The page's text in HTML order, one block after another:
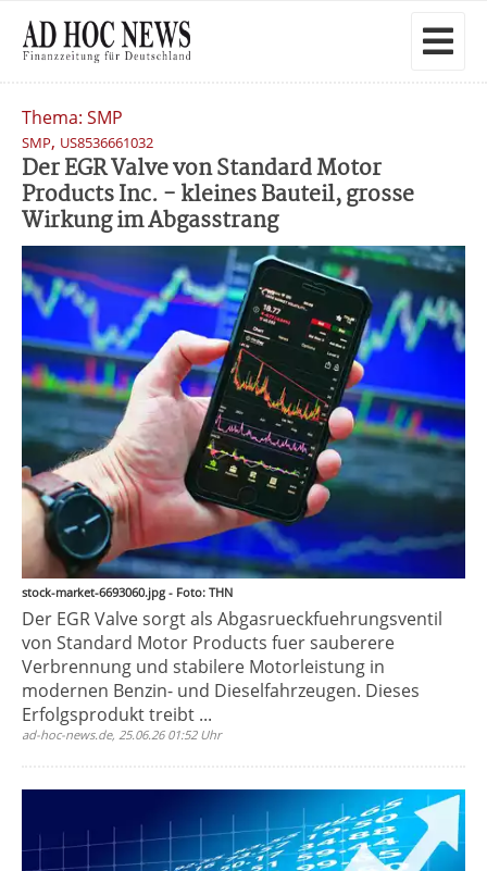
Thema: SMP
SMP, US8536661032
Der EGR Valve von Standard Motor
Products Inc. - kleines Bauteil, grosse
Wirkung im Abgasstrang
stock-market-6693060.jpg - Foto: THN
Der EGR Valve sorgt als Abgasrueckfuehrungsventil
von Standard Motor Products fuer sauberere
Verbrennung und stabilere Motorleistung in
modernen Benzin- und Dieselfahrzeugen. Dieses
Erfolgsprodukt treibt ...
ad-hoc-news.de, 25.06.26 01:52 Uhr